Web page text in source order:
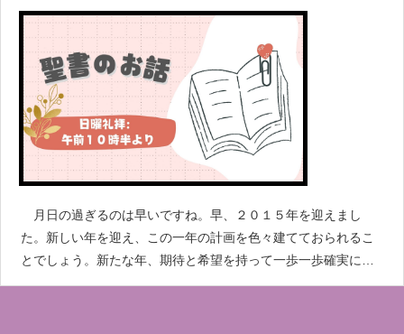
月日の過ぎるのは早いですね。早、２０１５年を迎えまし
た。新しい年を迎え、この一年の計画を色々建てておられるこ
とでしょう。新たな年、期待と希望を持って一歩一歩確実に前
進していきましょう。 聖書に「だれでもキリストにあるなら